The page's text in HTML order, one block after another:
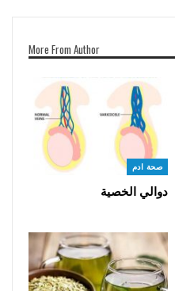
More From Author
صحة ادم
دوالي الخصية